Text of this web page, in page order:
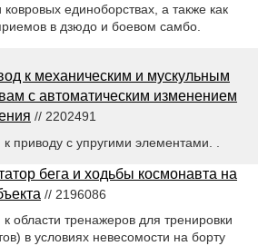
ковровых единоборствах, а также как
в дзюдо и боевом самбо.
к механическим и мускульным
с автоматическим изменением
// 2202491
приводу с упругими элементами. .
бега и ходьбы космонавта на
// 2196086
области тренажеров для тренировки
в условиях невесомости на борту